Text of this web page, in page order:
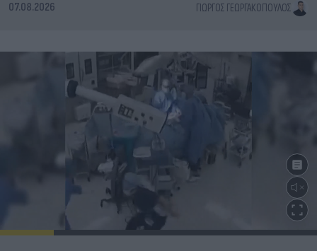
07.08.2026 ΓΙΏΡΓΟΣ ΓΕΩΡΓΑΚΌΠΟΥΛΟΣ